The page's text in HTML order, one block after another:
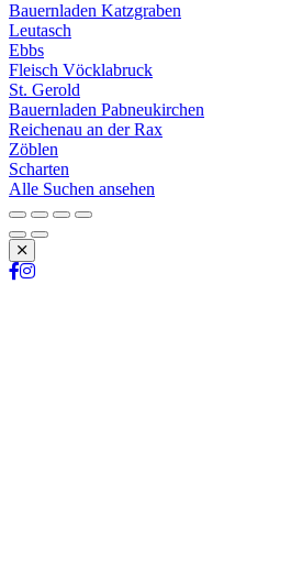
Bauernladen Katzgraben
Leutasch
Ebbs
Fleisch Vöcklabruck
St. Gerold
Bauernladen Pabneukirchen
Reichenau an der Rax
Zöblen
Scharten
Alle Suchen ansehen
Schließen